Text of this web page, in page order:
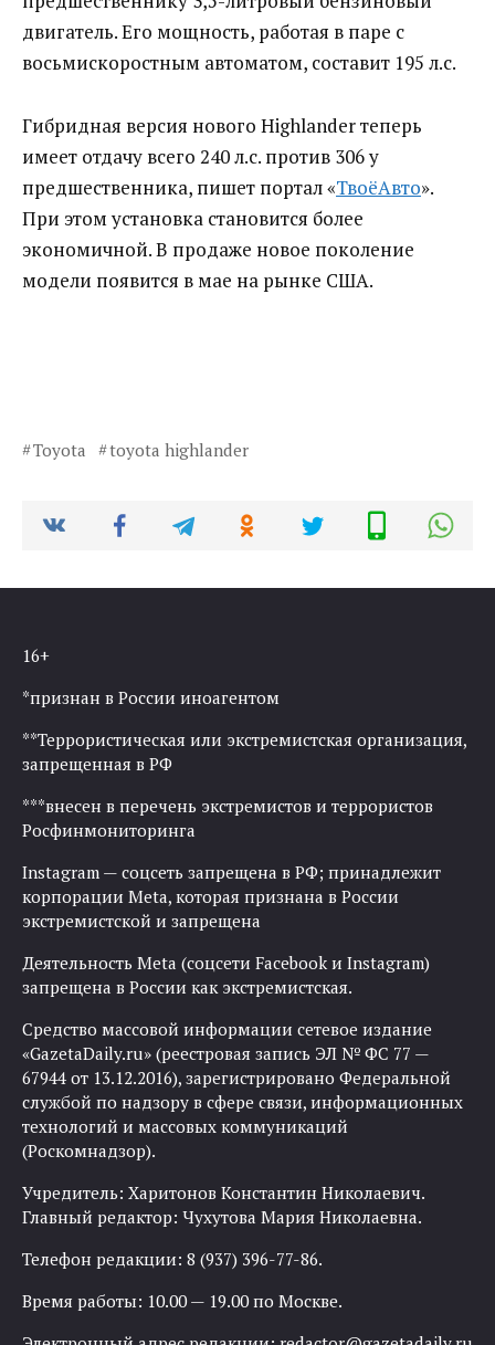
двигатель. Его мощность, работая в паре с
восьмискоростным автоматом, составит 195 л.с.
Гибридная версия нового Highlander теперь
имеет отдачу всего 240 л.с. против 306 у
предшественника, пишет портал «ТвоёАвто».
При этом установка становится более
экономичной. В продаже новое поколение
модели появится в мае на рынке США.
Toyota toyota highlander
16+
*признан в России иноагентом
**Террористическая или экстремистская организация,
запрещенная в РФ
***внесен в перечень экстремистов и террористов
Росфинмониторинга
Instagram — соцсеть запрещена в РФ; принадлежит
корпорации Meta, которая признана в России
экстремистской и запрещена
Деятельность Meta (соцсети Facebook и Instagram)
запрещена в России как экстремистская.
Средство массовой информации сетевое издание
«GazetaDaily.ru» (реестровая запись ЭЛ № ФС 77 —
67944 от 13.12.2016), зарегистрировано Федеральной
службой по надзору в сфере связи, информационных
технологий и массовых коммуникаций
(Роскомнадзор).
Учредитель: Харитонов Константин Николаевич.
Главный редактор: Чухутова Мария Николаевна.
Телефон редакции: 8 (937) 396-77-86.
Время работы: 10.00 — 19.00 по Москве.